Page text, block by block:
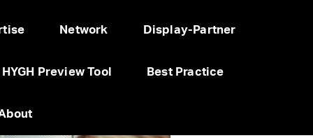
Network Display-Partner
HYGH Preview Tool Best Practice